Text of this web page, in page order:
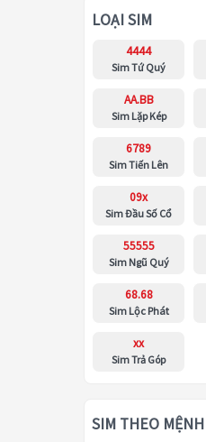
LOẠI SIM
4444
Sim Tứ Quý
AA.BB
Sim Lặp Kép
6789
Sim Tiến Lên
09x
Sim Đầu Số Cổ
55555
Sim Ngũ Quý
68.68
Sim Lộc Phát
xx
Sim Trả Góp
SIM THEO MỆNH